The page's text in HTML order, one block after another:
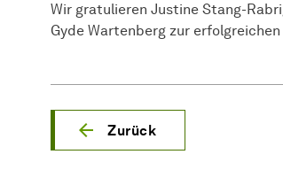
Wir gratulieren Justine Stang-
Gyde Wartenberg zur
Zurück